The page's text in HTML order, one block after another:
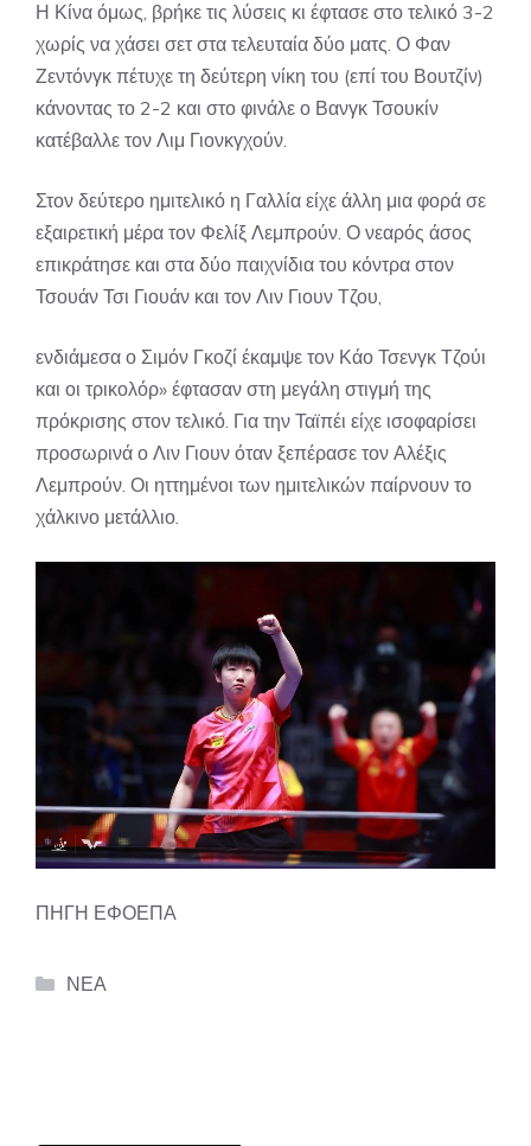
Η Κίνα όμως, βρήκε τις λύσεις κι έφτασε στο τελικό 3-2
χωρίς να χάσει σετ στα τελευταία δύο ματς. Ο Φαν
Ζεντόνγκ πέτυχε τη δεύτερη νίκη του (επί του Βουτζίν)
κάνοντας το 2-2 και στο φινάλε ο Βανγκ Τσουκίν
κατέβαλλε τον Λιμ Γιονκγχούν.
Στον δεύτερο ημιτελικό η Γαλλία είχε άλλη μια φορά σε
εξαιρετική μέρα τον Φελίξ Λεμπρούν. Ο νεαρός άσος
επικράτησε και στα δύο παιχνίδια του κόντρα στον
Τσουάν Τσι Γιουάν και τον Λιν Γιουν Τζου,
ενδιάμεσα ο Σιμόν Γκοζί έκαμψε τον Κάο Τσενγκ Τζούι
και οι τρικολόρ» έφτασαν στη μεγάλη στιγμή της
πρόκρισης στον τελικό. Για την Ταϊπέι είχε ισοφαρίσει
προσωρινά ο Λιν Γιουν όταν ξεπέρασε τον Αλέξις
Λεμπρούν. Οι ηττημένοι των ημιτελικών παίρνουν το
χάλκινο μετάλλιο.
ΠΗΓΗ ΕΦΟΕΠΑ
Categories
ΝΕΑ